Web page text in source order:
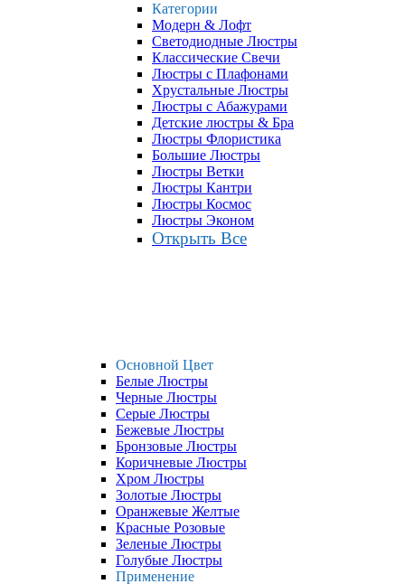
Категории
Модерн & Лофт
Светодиодные Люстры
Классические Свечи
Люстры с Плафонами
Хрустальные Люстры
Люстры с Абажурами
Детские люстры & Бра
Люстры Флористика
Большие Люстры
Люстры Ветки
Люстры Кантри
Люстры Космос
Люстры Эконом
Открыть Все
Основной Цвет
Белые Люстры
Черные Люстры
Серые Люстры
Бежевые Люстры
Бронзовые Люстры
Коричневые Люстры
Хром Люстры
Золотые Люстры
Оранжевые Желтые
Красные Розовые
Зеленые Люстры
Голубые Люстры
Применение